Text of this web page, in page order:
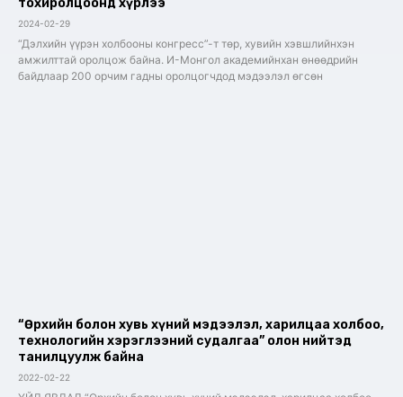
тохиролцоонд хүрлээ
2024-02-29
“Дэлхийн үүрэн холбооны конгресс”-т төр, хувийн хэвшлийнхэн
амжилттай оролцож байна. И-Монгол академийнхан өнөөдрийн
байдлаар 200 орчим гадны оролцогчдод мэдээлэл өгсөн
“Өрхийн болон хувь хүний мэдээлэл, харилцаа холбоо,
технологийн хэрэглээний судалгаа” олон нийтэд
танилцуулж байна
2022-02-22